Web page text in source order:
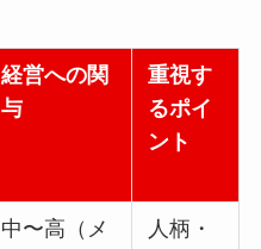
経営への関
与
重視す
るポイ
ント
中〜高（メ
人柄・